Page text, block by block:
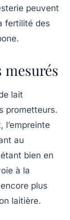
peuvent
fertilité des
lait
prometteurs.
l’empreinte
au
bien en
à la
plus
laitière.